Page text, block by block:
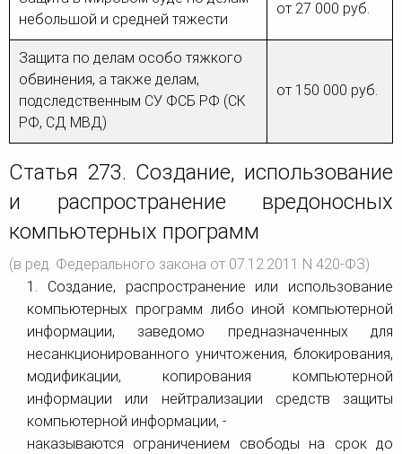
небольшой и средней тяжести
от 27 000 руб.
Защита по делам особо тяжкого
обвинения, а также делам,
подследственным СУ ФСБ РФ (СК
РФ, СД МВД)
от 150 000 руб.
Статья 273. Создание, использование
и распространение вредоносных
компьютерных программ
(в ред. Федерального закона от 07.12.2011 N 420-ФЗ)
1. Создание, распространение или использование
компьютерных программ либо иной компьютерной
информации, заведомо предназначенных для
несанкционированного уничтожения, блокирования,
модификации, копирования компьютерной
информации или нейтрализации средств защиты
компьютерной информации, -
наказываются ограничением свободы на срок до